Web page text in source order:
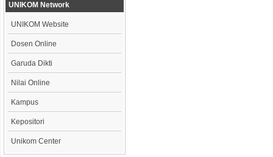
UNIKOM Network
UNIKOM Website
Dosen Online
Garuda Dikti
Nilai Online
Kampus
Kepositori
Unikom Center